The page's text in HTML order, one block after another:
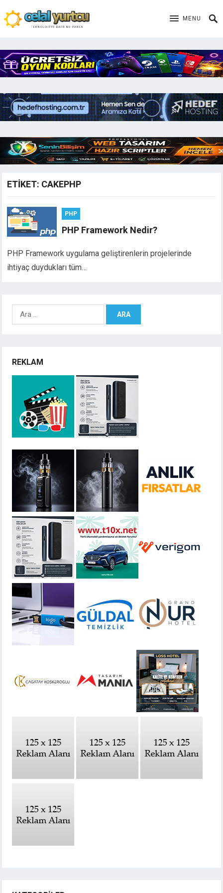
MENU
ETIKET: CAKEPHP
PHP
PHP Framework Nedir?
PHP Framework uygulama geliştirenlerin projelerinde
ihtiyaç duydukları tüm…
Arama:
REKLAM